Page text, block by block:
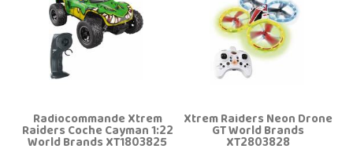
Radiocommande Xtrem
Raiders Coche Cayman 1:22
World Brands XT1803825
Xtrem Raiders Neon Drone
GT World Brands
XT2803828